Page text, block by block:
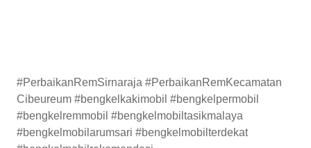
#PerbaikanRemSirnaraja #PerbaikanRemKecamatan
Cibeureum #bengkelkakimobil #bengkelpermobil
#bengkelremmobil #bengkelmobiltasikmalaya
#bengkelmobilarumsari #bengkelmobilterdekat